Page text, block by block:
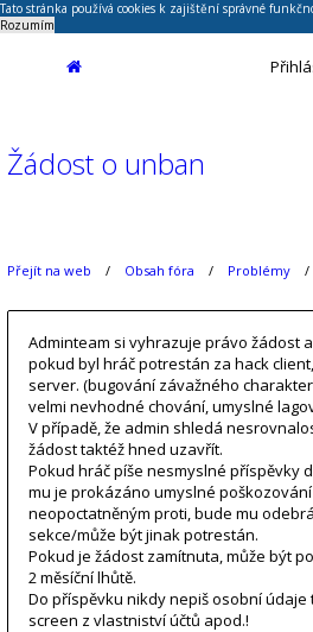
Tato stránka používá cookies k zajištění správné
Rozumím
Žádost o unban
Přejít na web Obsah fóra Problémy
Adminteam si vyhrazuje právo žádost
pokud byl hráč potrestán za hack
server. (bugování závažného
velmi nevhodné chování, umyslné
V případě, že admin shledá
žádost taktéž hned uzavřít.
Pokud hráč píše nesmyslné příspěvky
mu je prokázáno umyslné
neopoctatněným proti, bude mu
sekce/může být jinak potrestán.
Pokud je žádost zamítnuta, může být
2 měsíční lhůtě.
Do příspěvku nikdy nepiš osobní údaje
screen z vlastniství účtů apod.!